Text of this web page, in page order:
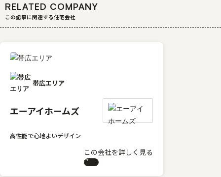
RELATED COMPANY
この記事に関連する住宅会社
帯広エリア
エーアイホームズ
高性能で心地よいデザイン
この会社を詳しく見る